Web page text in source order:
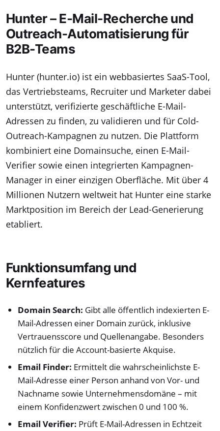
Hunter – E-Mail-Recherche und
Outreach-Automatisierung für
B2B-Teams
Hunter (hunter.io) ist ein webbasiertes SaaS-Tool,
das Vertriebsteams, Recruiter und Marketer dabei
unterstützt, verifizierte geschäftliche E-Mail-
Adressen zu finden, zu validieren und für Cold-
Outreach-Kampagnen zu nutzen. Die Plattform
kombiniert eine Domainsuche, einen E-Mail-
Verifier sowie einen integrierten Kampagnen-
Manager in einer einzigen Oberfläche. Mit über 4
Millionen Nutzern weltweit hat Hunter eine starke
Marktposition im Bereich der Lead-Generierung
etabliert.
Funktionsumfang und
Kernfeatures
Domain Search: Gibt alle öffentlich indexierten E-
Mail-Adressen einer Domain zurück, inklusive
Vertrauensscore und Quellenangabe. Besonders
nützlich für die Account-basierte Akquise.
Email Finder: Ermittelt die wahrscheinlichste E-
Mail-Adresse einer Person anhand von Vor- und
Nachname sowie Unternehmensdomäne – mit
einem Konfidenzwert zwischen 0 und 100 %.
Email Verifier: Prüft E-Mail-Adressen in Echtzeit